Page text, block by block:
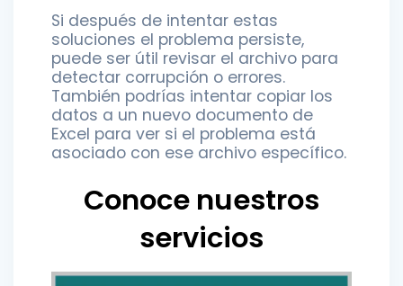
Si después de intentar estas
soluciones el problema persiste,
puede ser útil revisar el archivo para
detectar corrupción o errores.
También podrías intentar copiar los
datos a un nuevo documento de
Excel para ver si el problema está
asociado con ese archivo específico.
Conoce nuestros
servicios